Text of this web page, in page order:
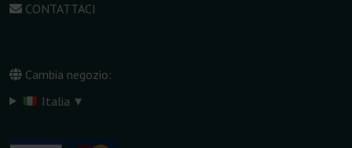
CONTATTACI
Cambia negozio:
Italia ▾